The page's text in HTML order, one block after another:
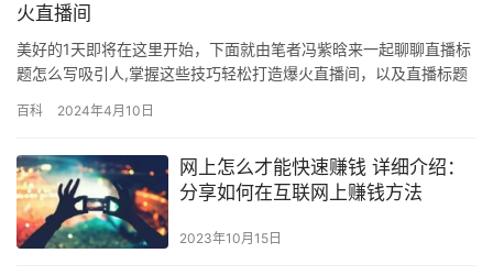
火直播间
美好的1天即将在这里开始，下面就由笔者冯紫晗来一起聊聊直播标
题怎么写吸引人,掌握这些技巧轻松打造爆火直播间，以及直播标题
要的，因为涉及面很大。如果你认真读了，一定会有所收获！ 下面
粮？今晚零食过足瘾 3.爆款大放价，优惠不可错过！ 4…
百科 2024年4月10日
网上怎么才能快速赚钱 详细介绍：
分享如何在互联网上赚钱方法
2023年10月15日